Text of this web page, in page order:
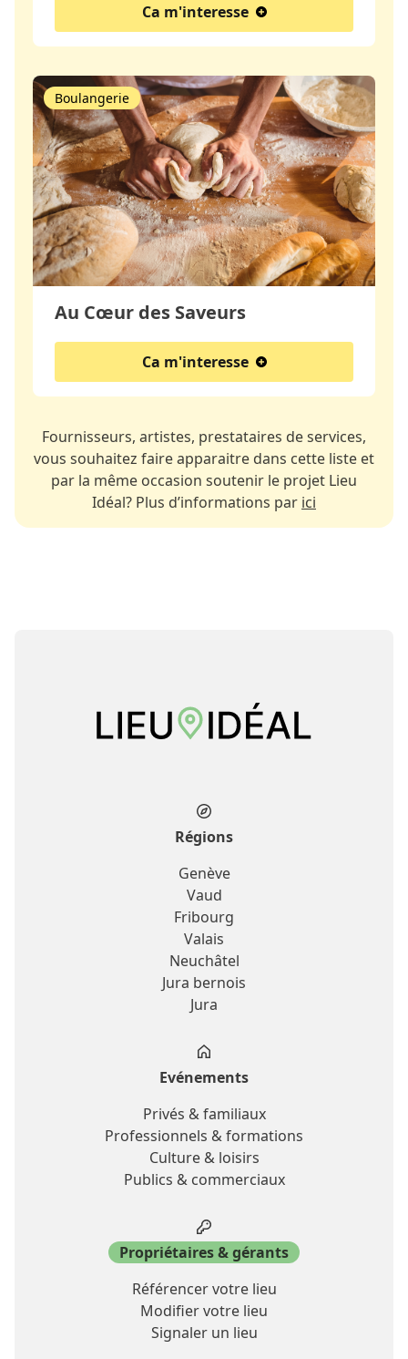
Ca m'interesse
Au Cœur des Saveurs
Boulangerie
Ca m'interesse
Fournisseurs, artistes, prestataires de services,
vous souhaitez faire apparaitre dans cette liste et
par la même occasion soutenir le projet Lieu
Idéal? Plus d’informations par ici
Régions
Genève
Vaud
Fribourg
Valais
Neuchâtel
Jura bernois
Jura
Evénements
Privés & familiaux
Professionnels & formations
Culture & loisirs
Publics & commerciaux
Propriétaires & gérants
Référencer votre lieu
Modifier votre lieu
Signaler un lieu